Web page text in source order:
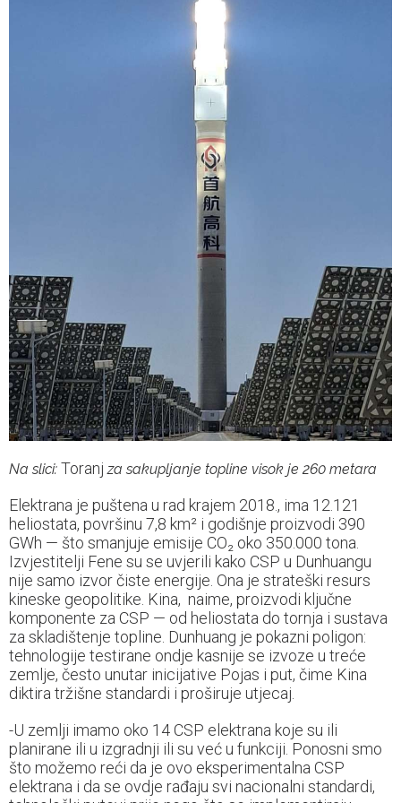
Na slici: Toranj za sakupljanje topline visok je 260 metara
Elektrana je puštena u rad krajem 2018., ima 12.121
heliostata, površinu 7,8 km² i godišnje proizvodi 390
GWh — što smanjuje emisije CO₂ oko 350.000 tona.
Izvjestitelji Fene su se uvjerili kako CSP u Dunhuangu
nije samo izvor čiste energije. Ona je strateški resurs
kineske geopolitike. Kina, naime, proizvodi ključne
komponente za CSP — od heliostata do tornja i sustava
za skladištenje topline. Dunhuang je pokazni poligon:
tehnologije testirane ondje kasnije se izvoze u treće
zemlje, često unutar inicijative Pojas i put, čime Kina
diktira tržišne standardi i proširuje utjecaj.
-U zemlji imamo oko 14 CSP elektrana koje su ili
planirane ili u izgradnji ili su već u funkciji. Ponosni smo
što možemo reći da je ovo eksperimentalna CSP
elektrana i da se ovdje rađaju svi nacionalni standardi,